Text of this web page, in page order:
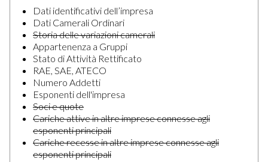
Dati identificativi dell’impresa
Dati Camerali Ordinari
Storia delle variazioni camerali
Appartenenza a Gruppi
Stato di Attività Rettificato
RAE, SAE, ATECO
Numero Addetti
Esponenti dell'impresa
Soci e quote
Cariche attive in altre imprese connesse agli
esponenti principali
Cariche recesse in altre imprese connesse agli
esponenti principali